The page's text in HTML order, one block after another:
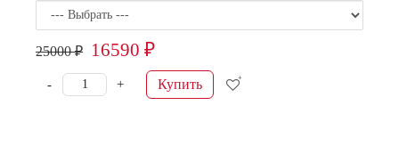
25000 ₽ 16590 ₽
+
- Купить